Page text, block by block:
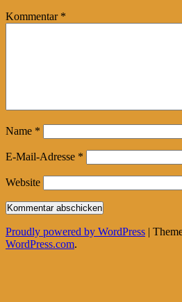
Kommentar *
Name *
E-Mail-Adresse *
Website
Proudly powered by WordPress |
WordPress.com.